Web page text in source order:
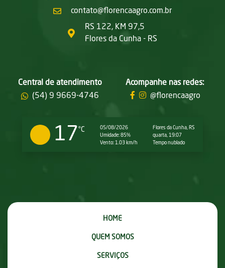
contato@florencaagro.com.br
RS 122, KM 97,5
Flores da Cunha - RS
Central de atendimento
Acompanhe nas redes:
(54) 9 9669-4746
@florencaagro
17 °C
05/08/2026
Umidade: 85%
Vento: 1.03 km/h
Flores da Cunha, RS
quarta, 19:07
Tempo nublado
HOME
QUEM SOMOS
SERVIÇOS